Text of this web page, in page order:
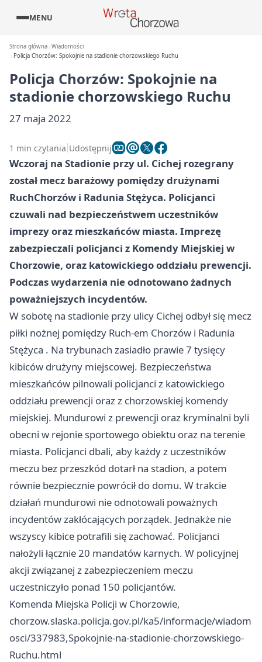
MENU
Strona główna Wiadomości
Policja Chorzów: Spokojnie na stadionie chorzowskiego Ruchu
Policja Chorzów: Spokojnie na
stadionie chorzowskiego Ruchu
27 maja 2022
1 min czytania Udostępnij
Wczoraj na Stadionie przy ul. Cichej rozegrany
został mecz barażowy pomiędzy drużynami
RuchChorzów i Radunia Stężyca. Policjanci
czuwali nad bezpieczeństwem uczestników
imprezy oraz mieszkańców miasta. Imprezę
zabezpieczali policjanci z Komendy Miejskiej w
Chorzowie, oraz katowickiego oddziału prewencji.
Podczas wydarzenia nie odnotowano żadnych
poważniejszych incydentów.
W sobotę na stadionie przy ulicy Cichej odbył się mecz
piłki nożnej pomiędzy Ruch-em Chorzów i Radunia
Stężyca . Na trybunach zasiadło prawie 7 tysięcy
kibiców drużyny miejscowej. Bezpieczeństwa
mieszkańców pilnowali policjanci z katowickiego
oddziału prewencji oraz z chorzowskiej komendy
miejskiej. Mundurowi z prewencji oraz kryminalni byli
obecni w rejonie sportowego obiektu oraz na terenie
miasta. Policjanci dbali, aby każdy z uczestników
meczu bez przeszkód dotarł na stadion, a potem
równie bezpiecznie powrócił do domu. W trakcie
działań mundurowi nie odnotowali poważnych
incydentów zakłócających po­rządek. Jednakże nie
wszyscy kibice potrafili się zachować. Policjanci
nałożyli łącznie 20 mandatów karnych. W policyjnej
akcji związanej z zabezpieczeniem meczu
uczestniczyło ponad 150 policjantów.
Komenda Miejska Policji w Chorzowie,
chorzow.slaska.policja.gov.pl/ka5/informacje/wiadom
osci/337983,Spokojnie-na-stadionie-chorzowskiego-
Ruchu.html